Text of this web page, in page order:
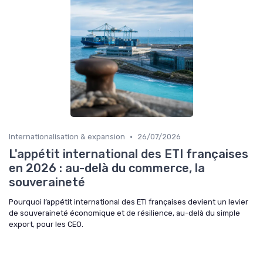
Internationalisation & expansion • 26/07/2026
L'appétit international des ETI françaises
en 2026 : au-delà du commerce, la
souveraineté
Pourquoi l’appétit international des ETI françaises devient un levier
de souveraineté économique et de résilience, au-delà du simple
export, pour les CEO.